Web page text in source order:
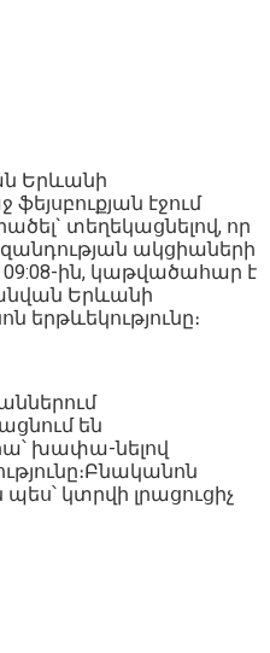
Երևանի
էջում
տեղեկացնելով, որ
ակցիաների
09:08-ին, կաթվածահար է
Երևանի
երթևեկությունը։
են
խափա-նելով
կտրվի լրացուցիչ